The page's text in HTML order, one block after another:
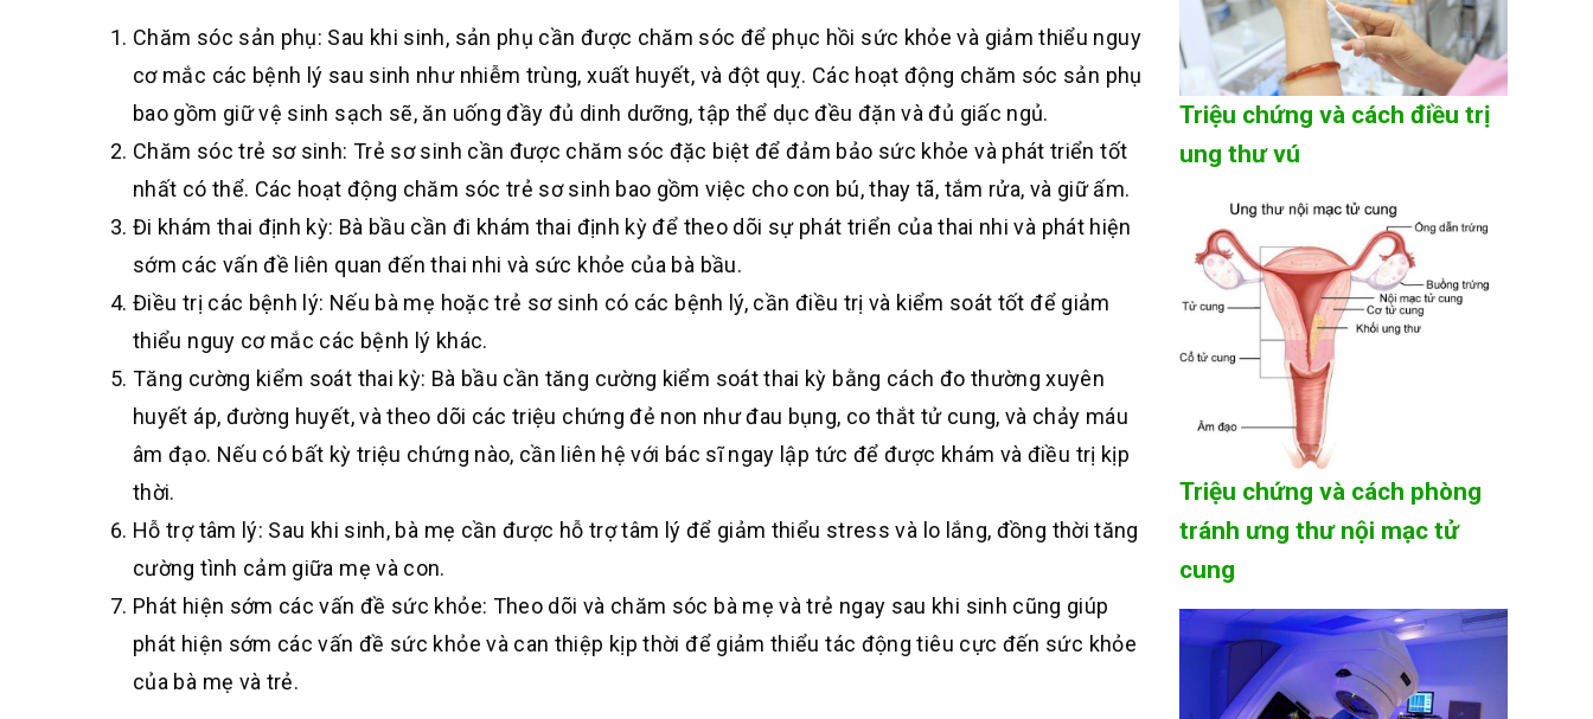
Chăm sóc sản phụ: Sau khi sinh, sản phụ cần được chăm sóc để phục hồi sức khỏe và giảm thiểu nguy
cơ mắc các bệnh lý sau sinh như nhiễm trùng, xuất huyết, và đột quỵ. Các hoạt động chăm sóc sản phụ
bao gồm giữ vệ sinh sạch sẽ, ăn uống đầy đủ dinh dưỡng, tập thể dục đều đặn và đủ giấc ngủ.
Chăm sóc trẻ sơ sinh: Trẻ sơ sinh cần được chăm sóc đặc biệt để đảm bảo sức khỏe và phát triển tốt
nhất có thể. Các hoạt động chăm sóc trẻ sơ sinh bao gồm việc cho con bú, thay tã, tắm rửa, và giữ ấm.
Đi khám thai định kỳ: Bà bầu cần đi khám thai định kỳ để theo dõi sự phát triển của thai nhi và phát hiện
sớm các vấn đề liên quan đến thai nhi và sức khỏe của bà bầu.
Điều trị các bệnh lý: Nếu bà mẹ hoặc trẻ sơ sinh có các bệnh lý, cần điều trị và kiểm soát tốt để giảm
thiểu nguy cơ mắc các bệnh lý khác.
Tăng cường kiểm soát thai kỳ: Bà bầu cần tăng cường kiểm soát thai kỳ bằng cách đo thường xuyên
huyết áp, đường huyết, và theo dõi các triệu chứng đẻ non như đau bụng, co thắt tử cung, và chảy máu
âm đạo. Nếu có bất kỳ triệu chứng nào, cần liên hệ với bác sĩ ngay lập tức để được khám và điều trị kịp
thời.
Hỗ trợ tâm lý: Sau khi sinh, bà mẹ cần được hỗ trợ tâm lý để giảm thiểu stress và lo lắng, đồng thời tăng
cường tình cảm giữa mẹ và con.
Phát hiện sớm các vấn đề sức khỏe: Theo dõi và chăm sóc bà mẹ và trẻ ngay sau khi sinh cũng giúp
phát hiện sớm các vấn đề sức khỏe và can thiệp kịp thời để giảm thiểu tác động tiêu cực đến sức khỏe
của bà mẹ và trẻ.
Triệu chứng và cách điều trị
ung thư vú
Triệu chứng và cách phòng
tránh ưng thư nội mạc tử
cung